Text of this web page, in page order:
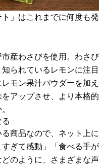
」はこれまでに何度も発
産わさびを使用。わさび
られているレモンに注目
モン果汁パウダーを加え
アップさせ、より本格的
商品なので、ネット上に
ぎて感動」「食べる手が
のように、さまざまな声